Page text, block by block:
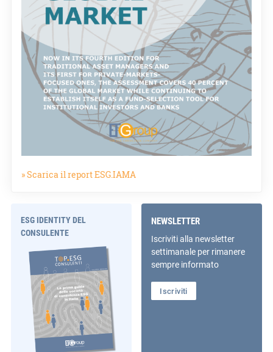
» Scarica il report ESG.IAMA
ESG IDENTITY DEL
CONSULENTE
NEWSLETTER
Iscriviti alla newsletter
settimanale per rimanere
sempre informato
Iscriviti